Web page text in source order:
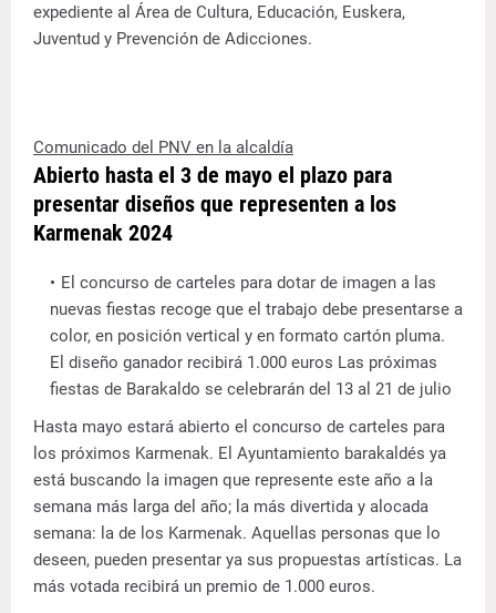
expediente al Área de Cultura, Educación, Euskera,
Juventud y Prevención de Adicciones.
Comunicado del PNV en la alcaldía
Abierto hasta el 3 de mayo el plazo para
presentar diseños que representen a los
Karmenak 2024
El concurso de carteles para dotar de imagen a las
nuevas fiestas recoge que el trabajo debe presentarse a
color, en posición vertical y en formato cartón pluma.
El diseño ganador recibirá 1.000 euros Las próximas
fiestas de Barakaldo se celebrarán del 13 al 21 de julio
Hasta mayo estará abierto el concurso de carteles para
los próximos Karmenak. El Ayuntamiento barakaldés ya
está buscando la imagen que represente este año a la
semana más larga del año; la más divertida y alocada
semana: la de los Karmenak. Aquellas personas que lo
deseen, pueden presentar ya sus propuestas artísticas. La
más votada recibirá un premio de 1.000 euros.